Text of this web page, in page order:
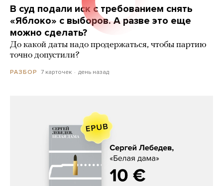
В суд подали иск с требованием снять
«Яблоко» с выборов. А разве это еще
можно сделать?
До какой даты надо продержаться, чтобы партию
точно допустили?
РАЗБОР 7 карточек день назад